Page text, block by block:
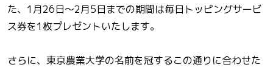
た、1月26日〜2月5日までの期間は毎日トッピングサービ
ス券を1枚プレゼントいたします。
さらに、東京農業大学の名前を冠するこの通りに合わせた